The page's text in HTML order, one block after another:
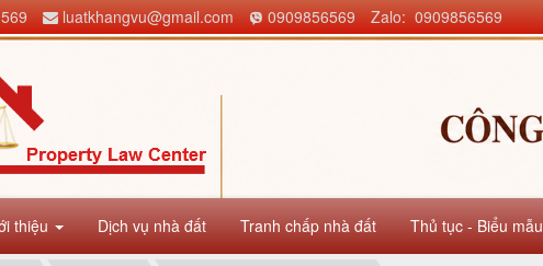
thiệu Dịch vụ nhà đất Tranh chấp nhà đất Thủ tục - Biểu mẫu
luatkhangvu@gmail.com 0909856569 Zalo: 0909856569